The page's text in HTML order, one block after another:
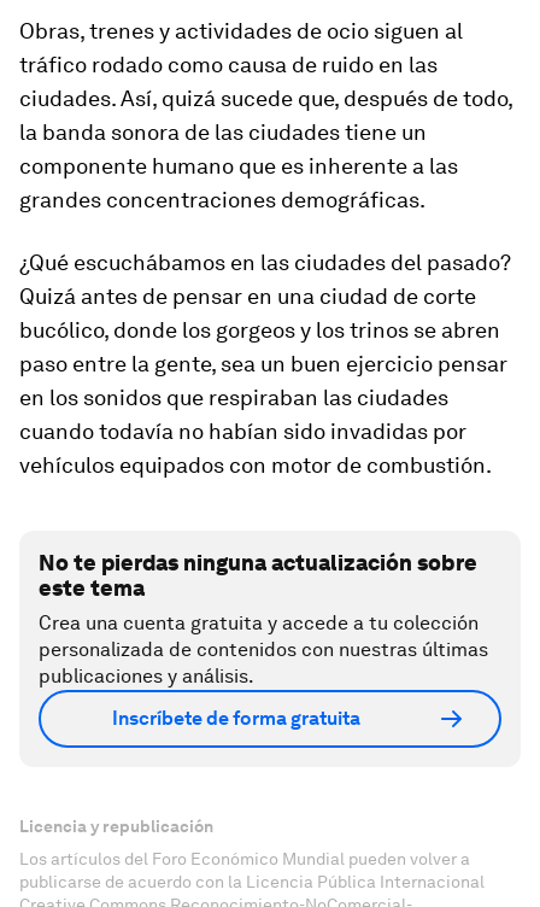
Obras, trenes y actividades de ocio siguen al
tráfico rodado como causa de ruido en las
ciudades. Así, quizá sucede que, después de todo,
la banda sonora de las ciudades tiene un
componente humano que es inherente a las
grandes concentraciones demográficas.
¿Qué escuchábamos en las ciudades del pasado?
Quizá antes de pensar en una ciudad de corte
bucólico, donde los gorgeos y los trinos se abren
paso entre la gente, sea un buen ejercicio pensar
en los sonidos que respiraban las ciudades
cuando todavía no habían sido invadidas por
vehículos equipados con motor de combustión.
No te pierdas ninguna actualización sobre
este tema
Crea una cuenta gratuita y accede a tu colección
personalizada de contenidos con nuestras últimas
publicaciones y análisis.
Inscríbete de forma gratuita
Licencia y republicación
Los artículos del Foro Económico Mundial pueden volver a
publicarse de acuerdo con la Licencia Pública Internacional